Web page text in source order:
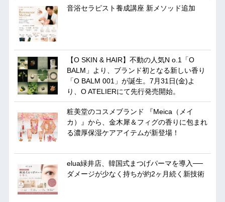
音浴セラピスト養成講座 新メソッド追加
【O SKIN & HAIR】不動の人気N o.1「O
BALM」より、ブランド初となる新しい香り
「O BALM 001」が誕生。7月31日(金)よ
り、O ATELIERにて先行発売開始。
粧美堂のコスメブランド 『Meica（メイ
カ）』から、金木犀＆フィグの香りに包まれ
る濃厚保湿ケアアイテムが新登場！
elua緑井店、韓国式まつげパーマを導入──
ダメージが少なく持ちが約2ヶ月続く新技術